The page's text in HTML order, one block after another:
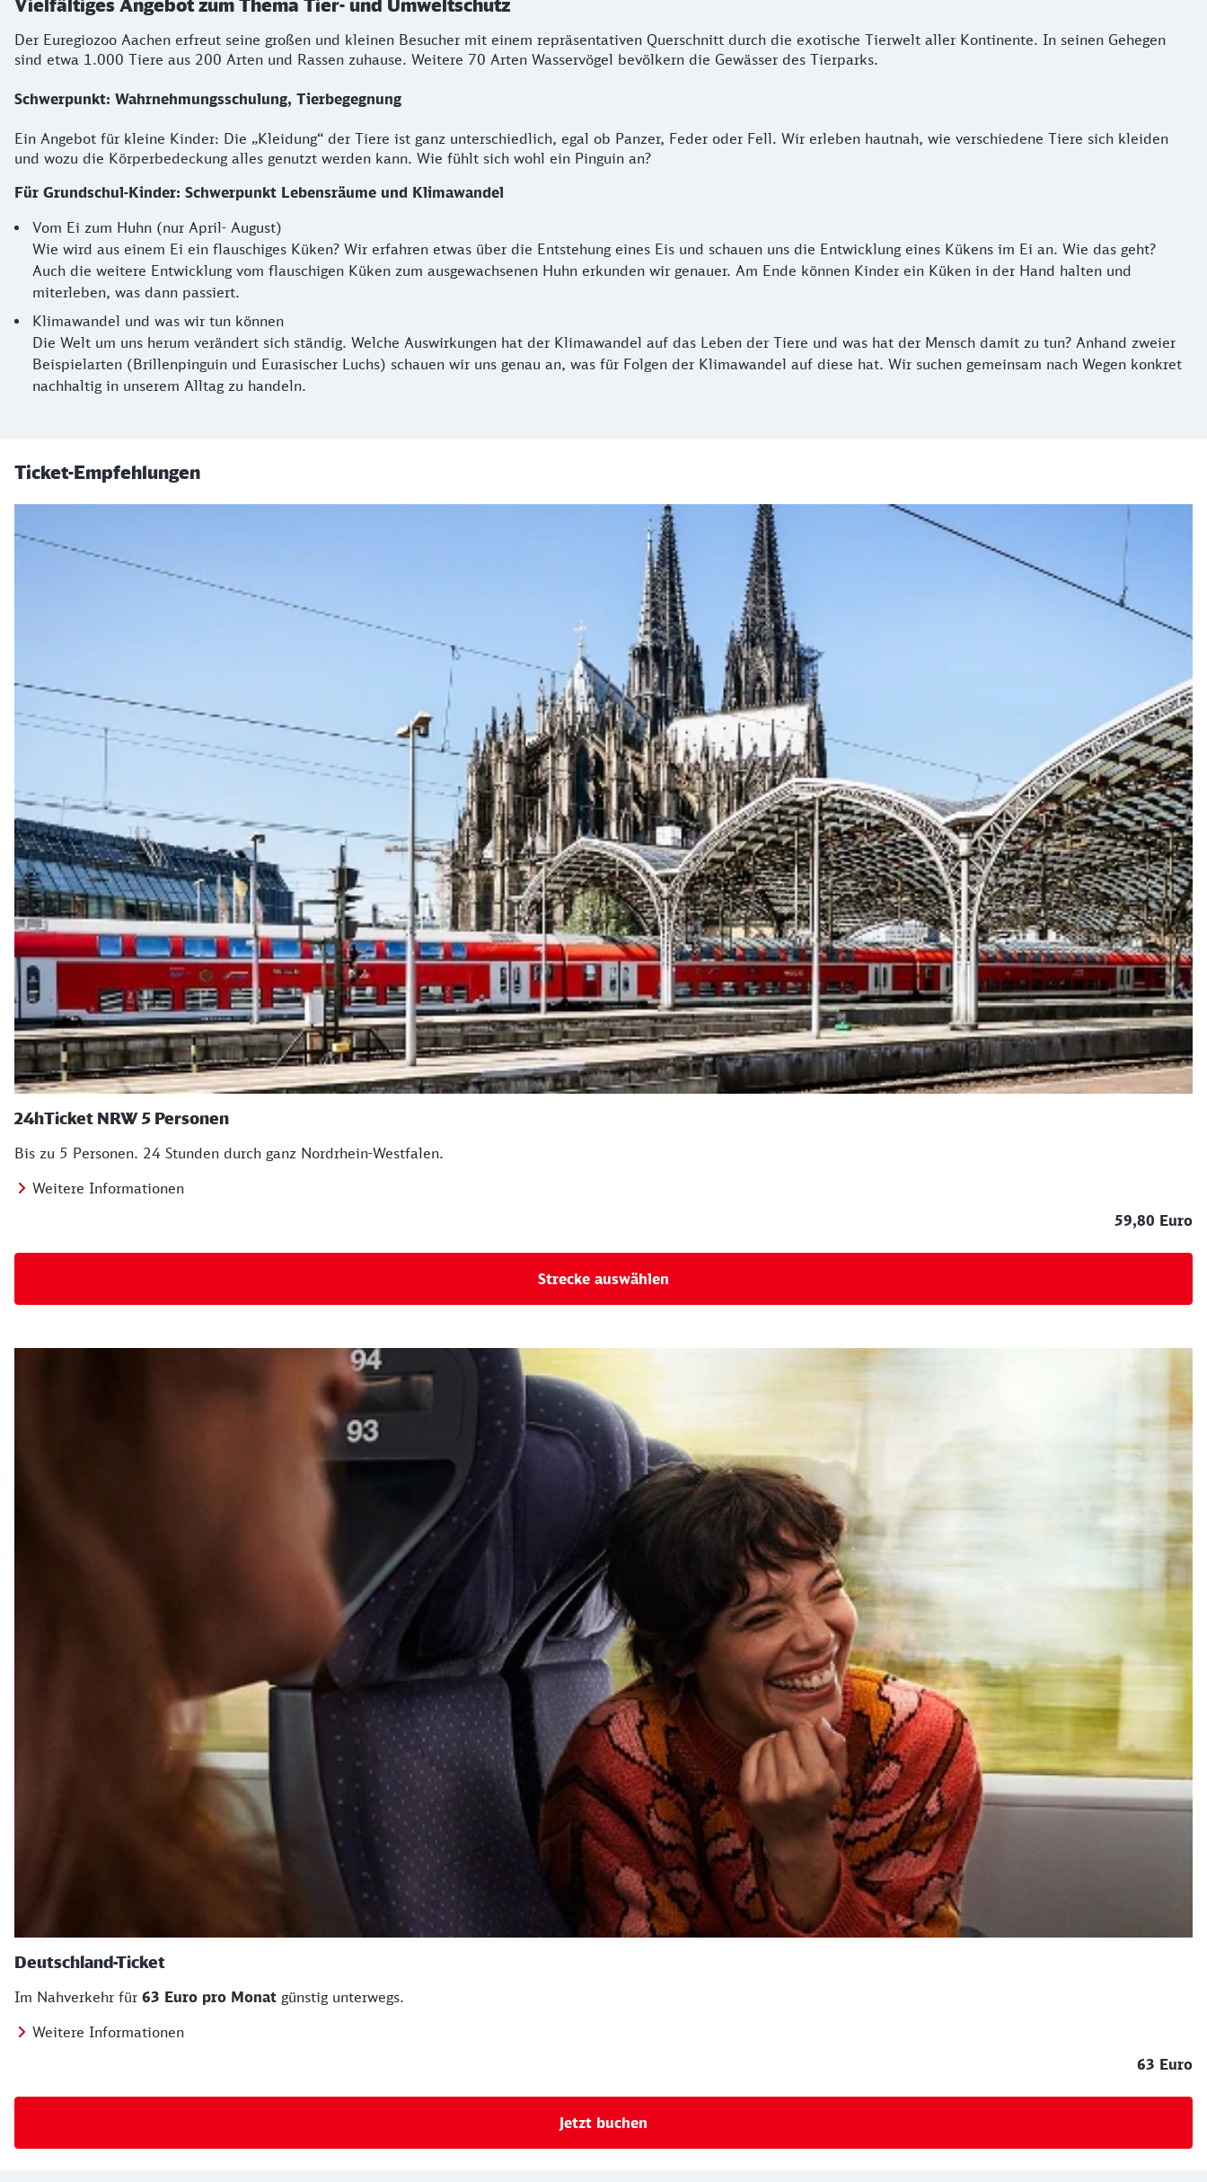
Vielfältiges Angebot zum Thema Tier- und Umweltschutz
Der Euregiozoo Aachen erfreut seine großen und kleinen Besucher mit einem repräsentativen Querschnitt durch die exotische Tierwelt aller Kontinente. In seinen Gehegen
sind etwa 1.000 Tiere aus 200 Arten und Rassen zuhause. Weitere 70 Arten Wasservögel bevölkern die Gewässer des Tierparks.
Schwerpunkt: Wahrnehmungsschulung, Tierbegegnung
Ein Angebot für kleine Kinder: Die „Kleidung“ der Tiere ist ganz unterschiedlich, egal ob Panzer, Feder oder Fell. Wir erleben hautnah, wie verschiedene Tiere sich kleiden
und wozu die Körperbedeckung alles genutzt werden kann. Wie fühlt sich wohl ein Pinguin an?
Für Grundschul-Kinder: Schwerpunkt Lebensräume und Klimawandel
Vom Ei zum Huhn (nur April- August)
Wie wird aus einem Ei ein flauschiges Küken? Wir erfahren etwas über die Entstehung eines Eis und schauen uns die Entwicklung eines Kükens im Ei an. Wie das geht?
Auch die weitere Entwicklung vom flauschigen Küken zum ausgewachsenen Huhn erkunden wir genauer. Am Ende können Kinder ein Küken in der Hand halten und
miterleben, was dann passiert.
Klimawandel und was wir tun können
Die Welt um uns herum verändert sich ständig. Welche Auswirkungen hat der Klimawandel auf das Leben der Tiere und was hat der Mensch damit zu tun? Anhand zweier
Beispielarten (Brillenpinguin und Eurasischer Luchs) schauen wir uns genau an, was für Folgen der Klimawandel auf diese hat. Wir suchen gemeinsam nach Wegen konkret
nachhaltig in unserem Alltag zu handeln.
Ticket-Empfehlungen
24hTicket NRW 5 Personen
Bis zu 5 Personen. 24 Stunden durch ganz Nordrhein-Westfalen.
Weitere Informationen
59,80 Euro
Strecke auswählen
Deutschland-Ticket
Im Nahverkehr für 63 Euro pro Monat günstig unterwegs.
Weitere Informationen
63 Euro
Jetzt buchen